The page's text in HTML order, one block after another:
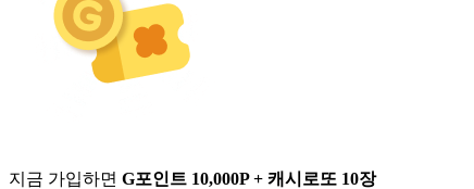
지금 가입하면 G포인트 10,000P + 캐시로또 10장